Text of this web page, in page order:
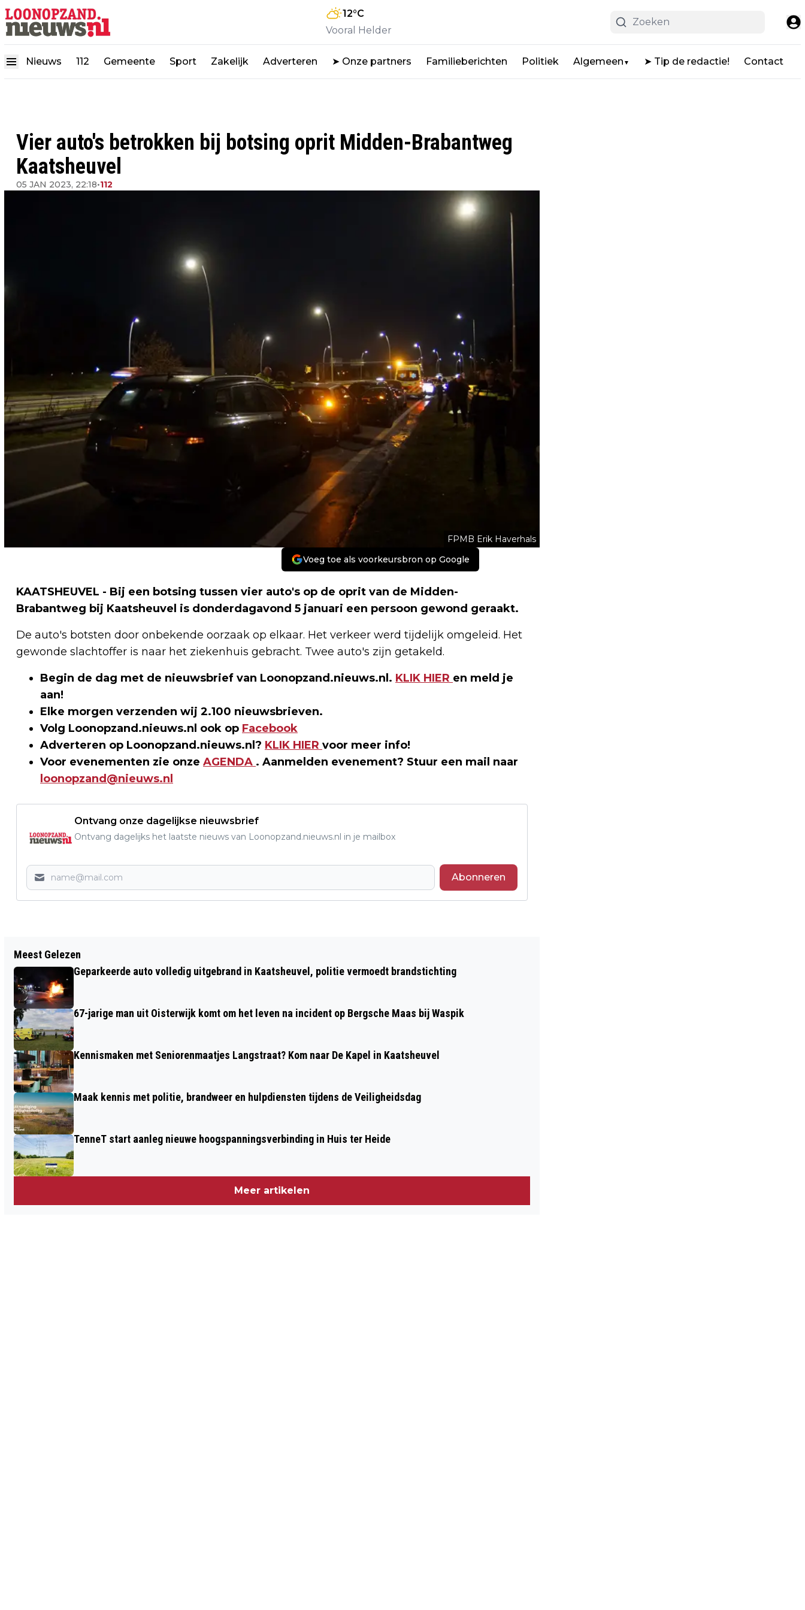
12°C
Vooral Helder
Nieuws 112 Gemeente Sport Zakelijk Adverteren ➤ Onze partners Familieberichten Politiek Algemeen ▼ ➤ Tip de redactie! Contact
Vier auto's betrokken bij botsing oprit Midden-Brabantweg
Kaatsheuvel
05 JAN 2023, 22:18•112
FPMB Erik Haverhals
Voeg toe als voorkeursbron op Google
KAATSHEUVEL - Bij een botsing tussen vier auto's op de oprit van de Midden-
Brabantweg bij Kaatsheuvel is donderdagavond 5 januari een persoon gewond geraakt.
De auto's botsten door onbekende oorzaak op elkaar. Het verkeer werd tijdelijk omgeleid. Het
gewonde slachtoffer is naar het ziekenhuis gebracht. Twee auto's zijn getakeld.
Begin de dag met de nieuwsbrief van Loonopzand.nieuws.nl. KLIK HIER en meld je
aan!
Elke morgen verzenden wij 2.100 nieuwsbrieven.
Volg Loonopzand.nieuws.nl ook op Facebook
Adverteren op Loonopzand.nieuws.nl? KLIK HIER voor meer info!
Voor evenementen zie onze AGENDA . Aanmelden evenement? Stuur een mail naar
loonopzand@nieuws.nl
Ontvang onze dagelijkse nieuwsbrief
Ontvang dagelijks het laatste nieuws van Loonopzand.nieuws.nl in je mailbox
Abonneren
ZATERDAG 14 JANUARI COVERNIGHT IN
CROSSROADS MET BILL DISNEY EN
FOXY VENUS
BURGEMEESTER HANNE VAN AART
Meest Gelezen
Geparkeerde auto volledig uitgebrand in Kaatsheuvel, politie vermoedt brandstichting
67-jarige man uit Oisterwijk komt om het leven na incident op Bergsche Maas bij Waspik
Kennismaken met Seniorenmaatjes Langstraat? Kom naar De Kapel in Kaatsheuvel
Maak kennis met politie, brandweer en hulpdiensten tijdens de Veiligheidsdag
TenneT start aanleg nieuwe hoogspanningsverbinding in Huis ter Heide
Meer artikelen